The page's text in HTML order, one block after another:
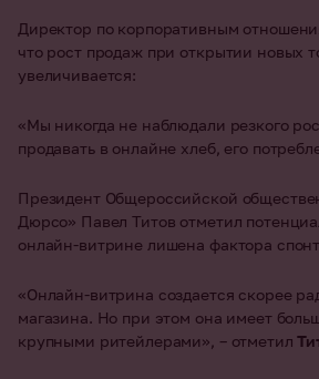
Директор по корпоративным
что рост продаж при открытии новых
увеличивается:
«Мы никогда не наблюдали резкого
продавать в онлайне хлеб, его
Президент Общероссийской
Дюрсо» Павел Титов отметил
онлайн-витрине лишена фактора
«Онлайн-витрина создается скорее
магазина. Но при этом она имеет
крупными ритейлерами», – отметил